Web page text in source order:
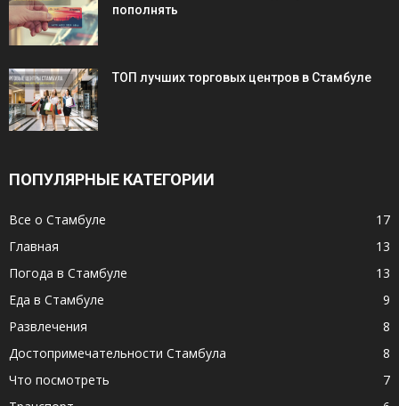
пополнять
ТОП лучших торговых центров в Стамбуле
ПОПУЛЯРНЫЕ КАТЕГОРИИ
Все о Стамбуле
17
Главная
13
Погода в Стамбуле
13
Еда в Стамбуле
9
Развлечения
8
Достопримечательности Стамбула
8
Что посмотреть
7